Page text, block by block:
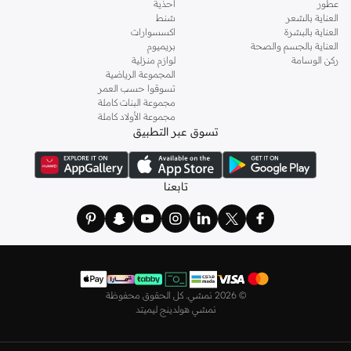
تسوق دكني اون لاين الرياض
تسوق من دكني اون لاين في نمشي لإيجاد مجموعة مختارة من
متجر دكني اون لاين الكامل او استخدم القائمة لتحديد ما تبحث عنه. باعتبارها ماركة
فاخرة تتميز بها دكني اوت لت اون لاين، تقدم نمشي خدمة الشحن السريع، خدمة العملاء
المتميزة، والالتزام بالتميز. ابدأ في تصفح مجموعتنا الان للاستمتاع بسهولة التسوق من
إذا كنت تتسوقين ملابس من دكني في نمشي، فإن مجموعتنا تشمل كل شيء بما في
ملابس من دكني النسائية
. مع المطبوعات الأكثر أناقة والأنماط المعاصرة، فإن
تيشيرت من دكني للسيدات و قمصان من دكني للنساءجميعها عناصر أساسية في
خزانة كل امرأة. تسوقي في نمشي واحصل على قطع دكني المفضلة لديك!
تسوق أحذية دكني
أحذية دكني سهلة الارتداءأو أحذية دكني السنيكرز النسائية
لإطلالتك الكاجوال. مع اختيارك منصندل من دكني، ستكونين جاهزة للشاطئ
والطقس الأكثر دفئًا. ارتدي زوجًا من شبشب فليب فلوب من دكني من مجموعتنا التي
عطور
العناية بالشعر
العناية بالبشرة
العناية بالجسم والصحة
ركن الوسامة
احذية
شنط
اكسسوارات
بريميوم
لوازم منزلية
المجموعة الرياضية
تسوقوا حسب العمر
مجموعة البنات كاملة
مجموعة الأولاد كاملة
تسوق عبر التطبيق
تابعنا
© 2026 نمشي. كل الحقوق محفوظة
نمشي هولدينج ليميتد